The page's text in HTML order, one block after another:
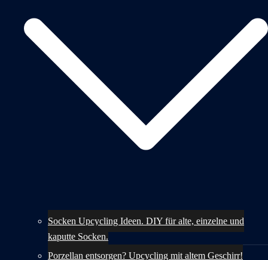
Socken Upcycling Ideen. DIY für alte, einzelne und
kaputte Socken.
Porzellan entsorgen? Upcycling mit altem Geschirr!